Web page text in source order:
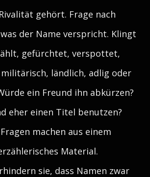
gehört. Frage nach
der Name verspricht. Klingt
gefürchtet, verspottet,
ländlich, adlig oder
ein Freund ihn abkürzen?
eher einen Titel benutzen?
machen aus einem
Material.
sie, dass Namen zwar